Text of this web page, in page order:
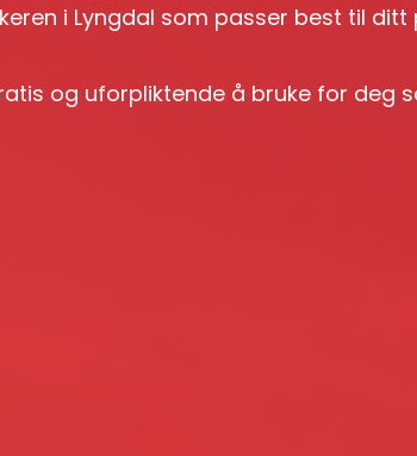
i Lyngdal som passer best til ditt
og uforpliktende å bruke for deg